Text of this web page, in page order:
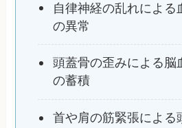
自律神経の乱れによる
の異常
頭蓋骨の歪みによる脳
の蓄積
首や肩の筋緊張による